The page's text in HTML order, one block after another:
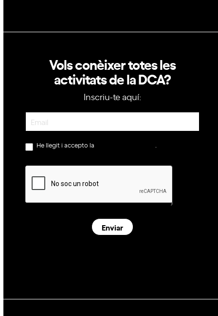
Vols conèixer totes les
activitats de la DCA?
Inscriu-te aquí:
Newsletter
He llegit i accepto la
Enviar